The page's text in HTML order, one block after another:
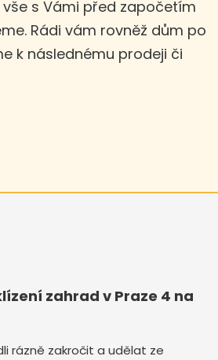
s Vámi před započetím
Rádi vám rovněž dům po
k následnému prodeji či
zahrad v Praze 4 na
rázně zakročit a udělat ze